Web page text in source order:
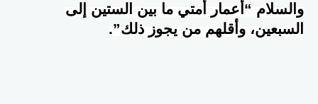
والسلام “أعمار أمتي ما بين الستين إلى
السبعين، وأقلهم من يجوز ذلك”.